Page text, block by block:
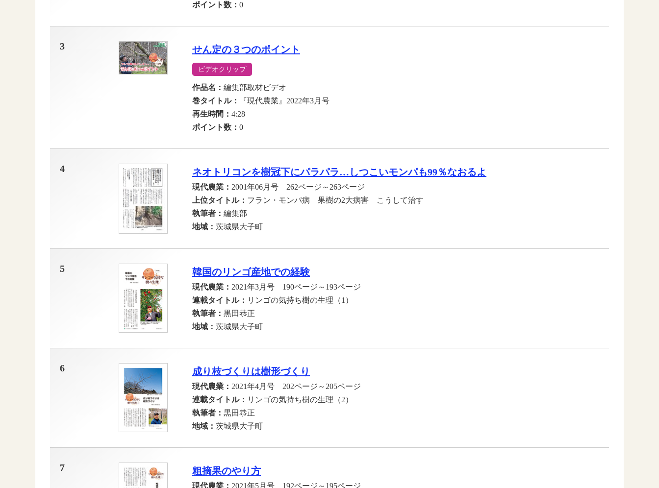
ポイント数： 0
3 せん定の３つのポイント
ビデオクリップ
作品名： 編集部取材ビデオ
巻タイトル：
『現代農業』2022年3月号
再生時間： 4:28
ポイント数： 0
4 ネオトリコンを樹冠下にパラパラ…しつこいモンパも99％なおるよ
現代農業： 2001年06月号 262ページ～263ページ
上位タイトル： フラン・モンパ病 果樹の2大病害 こうして治す
執筆者： 編集部
地域： 茨城県大子町
5 韓国のリンゴ産地での経験
現代農業： 2021年3月号 190ページ～193ページ
連載タイトル： リンゴの気持ち樹の生理（1）
執筆者： 黒田恭正
地域： 茨城県大子町
6 成り枝づくりは樹形づくり
現代農業： 2021年4月号 202ページ～205ページ
連載タイトル： リンゴの気持ち樹の生理（2）
執筆者： 黒田恭正
地域： 茨城県大子町
7 粗摘果のやり方
現代農業： 2021年5月号 192ページ～195ページ